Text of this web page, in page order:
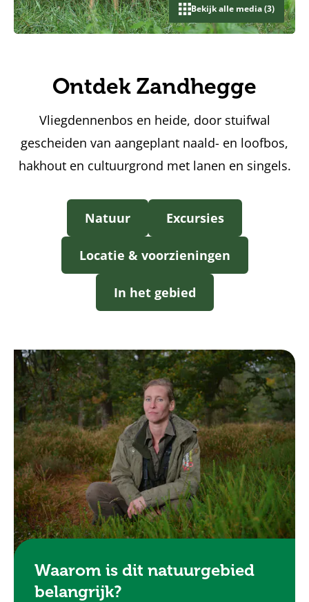
Bekijk alle media (3)
Ontdek Zandhegge
Vliegdennenbos en heide, door stuifwal
gescheiden van aangeplant naald- en loofbos,
hakhout en cultuurgrond met lanen en singels.
Natuur Excursies
Locatie & voorzieningen
In het gebied
Waarom is dit natuurgebied
belangrijk?